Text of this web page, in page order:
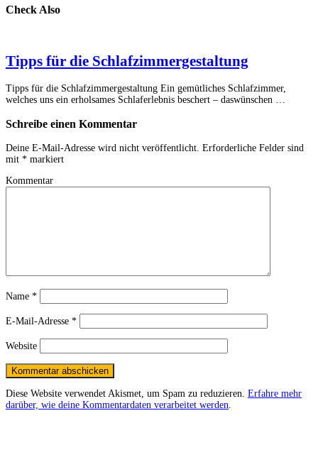
Check Also
Tipps für die Schlafzimmergestaltung
Tipps für die Schlafzimmergestaltung Ein gemütliches Schlafzimmer,
welches uns ein erholsames Schlaferlebnis beschert – daswünschen …
Schreibe einen Kommentar
Deine E-Mail-Adresse wird nicht veröffentlicht. Erforderliche Felder sind
mit * markiert
Kommentar
Name *
E-Mail-Adresse *
Website
Diese Website verwendet Akismet, um Spam zu reduzieren. Erfahre mehr
darüber, wie deine Kommentardaten verarbeitet werden.